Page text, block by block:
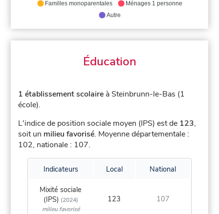
Familles monoparentales
Ménages 1 personne
Autre
Éducation
1 établissement scolaire à Steinbrunn-le-Bas (1
école).
L'indice de position sociale moyen (IPS) est de 123,
soit un milieu favorisé. Moyenne départementale :
102, nationale : 107.
Indicateurs Local National
Mixité sociale
(IPS) (2024)
milieu favorisé
123 107